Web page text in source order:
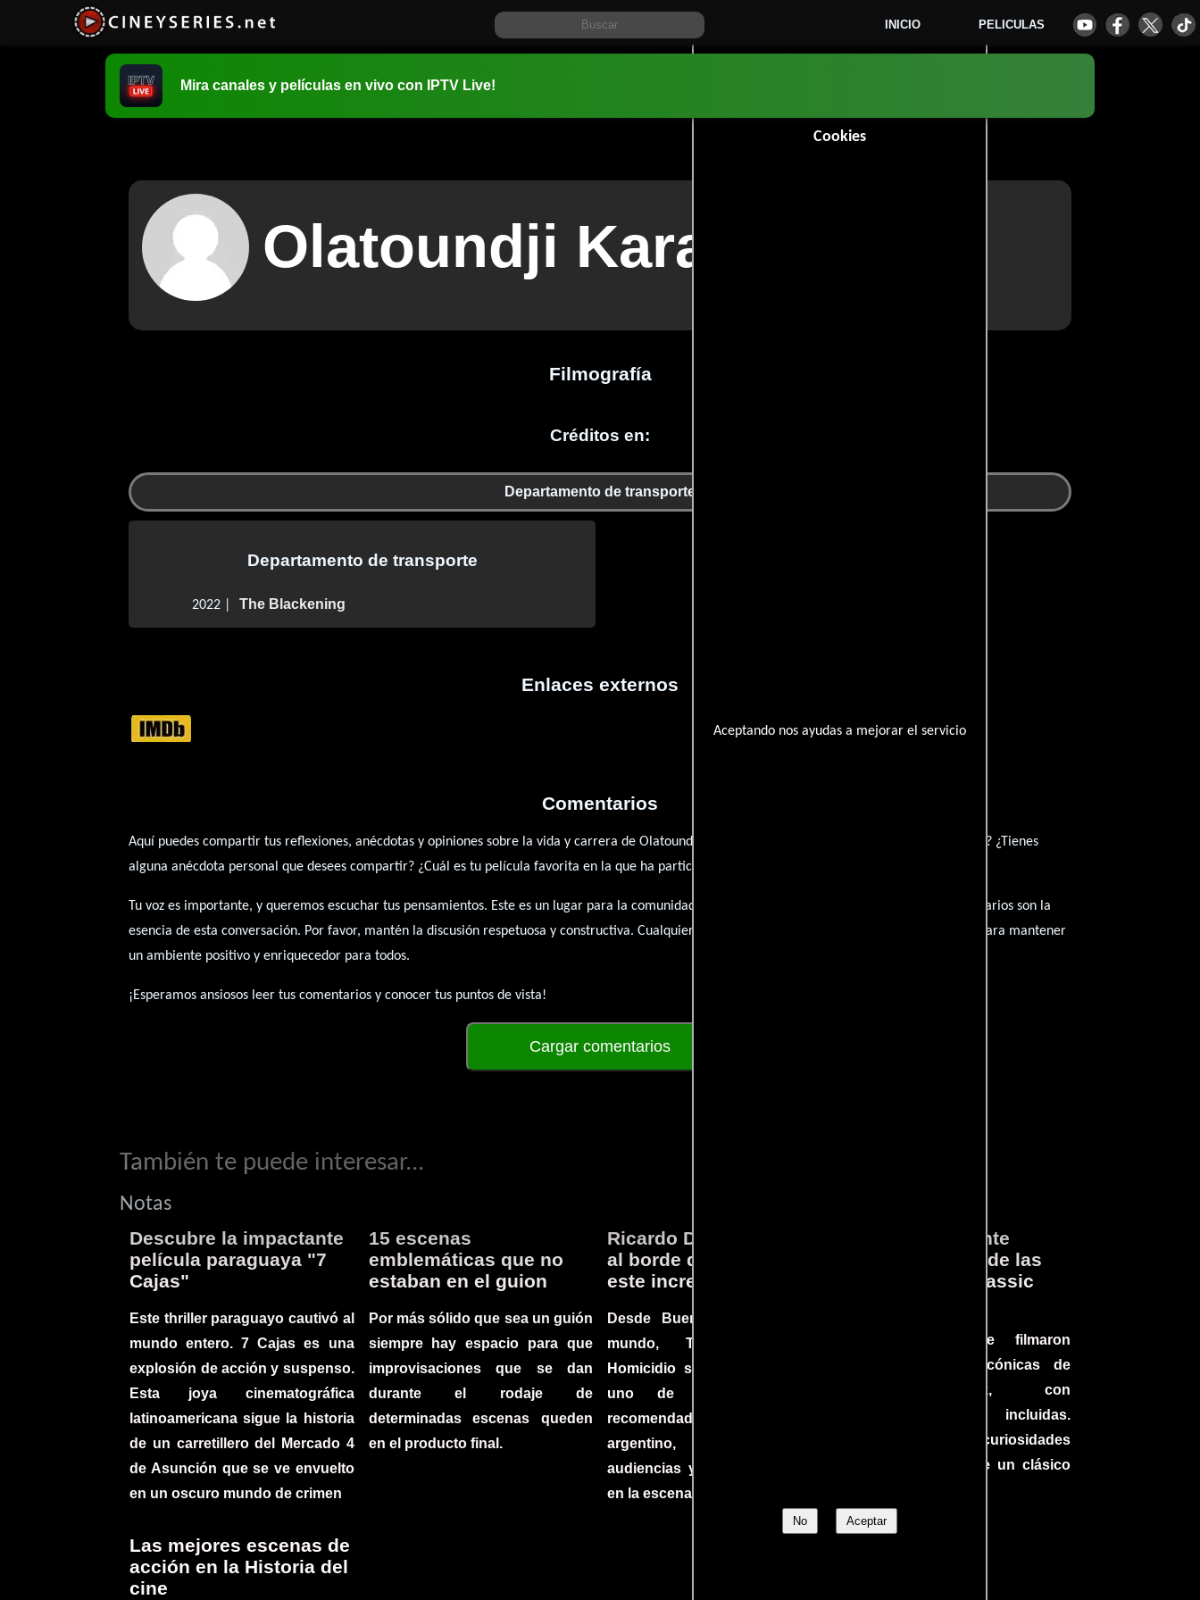
INICIO PELICULAS
Cookies
Aceptando nos ayudas a mejorar el servicio
No Aceptar
Mira canales y películas en vivo con IPTV Live!
Olatoundji Karamou
Filmografía
Créditos en:
Departamento de transporte
Departamento de transporte
2022 | The Blackening
Enlaces externos
Comentarios
Aquí puedes compartir tus reflexiones, anécdotas y opiniones sobre la vida y carrera de Olatoundji Karamou. ¿Qué te ha inspirado de su trayectoria? ¿Tienes
alguna anécdota personal que desees compartir? ¿Cuál es tu película favorita en la que ha participado?
Tu voz es importante, y queremos escuchar tus pensamientos. Este es un lugar para la comunidad de admiradores y amantes del cine, y tus comentarios son la
esencia de esta conversación. Por favor, mantén la discusión respetuosa y constructiva. Cualquier forma de contenido inapropiado será eliminado para mantener
un ambiente positivo y enriquecedor para todos.
¡Esperamos ansiosos leer tus comentarios y conocer tus puntos de vista!
Cargar comentarios
También te puede interesar...
Notas
Descubre la impactante
película paraguaya "7
Cajas"
Este thriller paraguayo cautivó al
mundo entero. 7 Cajas es una
explosión de acción y suspenso.
Esta joya cinematográfica
latinoamericana sigue la historia
de un carretillero del Mercado 4
de Asunción que se ve envuelto
en un oscuro mundo de crimen
15 escenas
emblemáticas que no
estaban en el guion
Por más sólido que sea un guión
siempre hay espacio para que
improvisaciones que se dan
durante el rodaje de
determinadas escenas queden
en el producto final.
Ricardo Darín te llevará
al borde del asiento en
este increíble thriller
Desde Buenos Aires hasta el
mundo, Tesis sobre un
Homicidio se ha convertido en
uno de los filmes más
recomendados del cine
argentino, cautivando
audiencias y dejando su huella
en la escena internacional.
Lo que Realmente
Sucedió detrás de las
cámaras en Jurassic
Conoce cómo se filmaron
algunas escenas icónicas de
Jurassic Park, con
improvisaciones incluidas.
¡Descubre las curiosidades
detrás del rodaje de un clásico
Las mejores escenas de
acción en la Historia del
cine